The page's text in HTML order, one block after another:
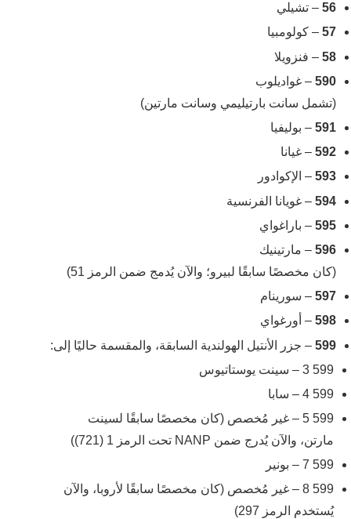
56 – تشيلي
57 – كولومبيا
58 – فنزويلا
590 – غواديلوب
(تشمل سانت بارتيليمي وسانت مارتين)
591 – بوليفيا
592 – غيانا
593 – الإكوادور
594 – غويانا الفرنسية
595 – باراغواي
596 – مارتينيك
(كان مخصصًا سابقًا لبيرو؛ والآن يُدمج ضمن الرمز 51)
597 – سورينام
598 – أورغواي
599 – جزر الأنتيل الهولندية السابقة، والمقسمة حاليًا إلى:
599 3 – سينت يوستاتيوس
599 4 – سابا
599 5 – غير مُخصص (كان مخصصًا سابقًا لسينت
مارتن، والآن يُدرج ضمن NANP تحت الرمز 1 (721))
599 7 – بونير
599 8 – غير مُخصص (كان مخصصًا سابقًا لأروبا، والآن
يُستخدم الرمز 297)